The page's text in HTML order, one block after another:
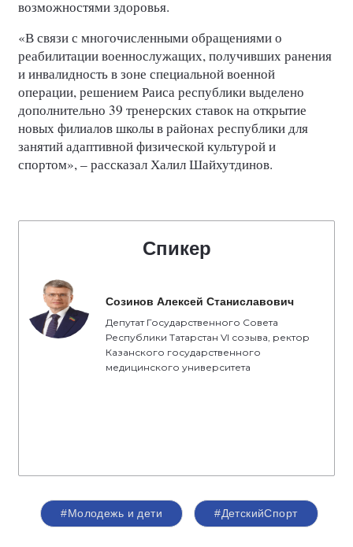
возможностями здоровья.
«В связи с многочисленными обращениями о
реабилитации военнослужащих, получивших ранения
и инвалидность в зоне специальной военной
операции, решением Раиса республики выделено
дополнительно 39 тренерских ставок на открытие
новых филиалов школы в районах республики для
занятий адаптивной физической культурой и
спортом», – рассказал Халил Шайхутдинов.
Спикер
Созинов Алексей Станиславович
Депутат Государственного Совета
Республики Татарстан VI созыва, ректор
Казанского государственного
медицинского университета
#Молодежь и дети #ДетскийСпорт